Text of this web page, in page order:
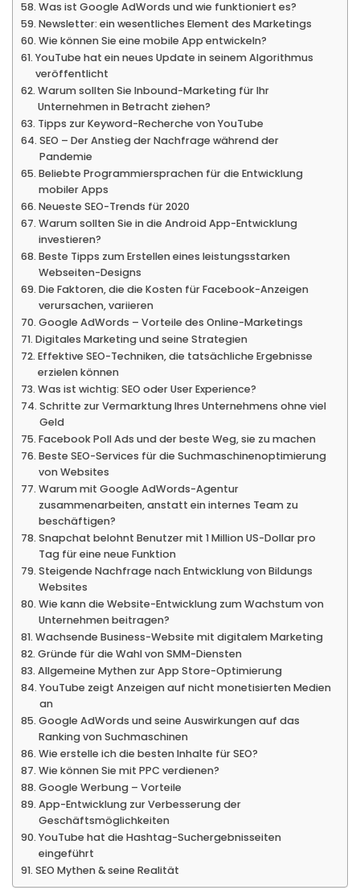
Was ist Google AdWords und wie funktioniert es?
Newsletter: ein wesentliches Element des Marketings
Wie können Sie eine mobile App entwickeln?
YouTube hat ein neues Update in seinem Algorithmus
veröffentlicht
Warum sollten Sie Inbound-Marketing für Ihr
Unternehmen in Betracht ziehen?
Tipps zur Keyword-Recherche von YouTube
SEO – Der Anstieg der Nachfrage während der
Pandemie
Beliebte Programmiersprachen für die Entwicklung
mobiler Apps
Neueste SEO-Trends für 2020
Warum sollten Sie in die Android App-Entwicklung
investieren?
Beste Tipps zum Erstellen eines leistungsstarken
Webseiten-Designs
Die Faktoren, die die Kosten für Facebook-Anzeigen
verursachen, variieren
Google AdWords – Vorteile des Online-Marketings
Digitales Marketing und seine Strategien
Effektive SEO-Techniken, die tatsächliche Ergebnisse
erzielen können
Was ist wichtig: SEO oder User Experience?
Schritte zur Vermarktung Ihres Unternehmens ohne viel
Geld
Facebook Poll Ads und der beste Weg, sie zu machen
Beste SEO-Services für die Suchmaschinenoptimierung
von Websites
Warum mit Google AdWords-Agentur
zusammenarbeiten, anstatt ein internes Team zu
beschäftigen?
Snapchat belohnt Benutzer mit 1 Million US-Dollar pro
Tag für eine neue Funktion
Steigende Nachfrage nach Entwicklung von Bildungs
Websites
Wie kann die Website-Entwicklung zum Wachstum von
Unternehmen beitragen?
Wachsende Business-Website mit digitalem Marketing
Gründe für die Wahl von SMM-Diensten
Allgemeine Mythen zur App Store-Optimierung
YouTube zeigt Anzeigen auf nicht monetisierten Medien
an
Google AdWords und seine Auswirkungen auf das
Ranking von Suchmaschinen
Wie erstelle ich die besten Inhalte für SEO?
Wie können Sie mit PPC verdienen?
Google Werbung – Vorteile
App-Entwicklung zur Verbesserung der
Geschäftsmöglichkeiten
YouTube hat die Hashtag-Suchergebnisseiten
eingeführt
SEO Mythen & seine Realität